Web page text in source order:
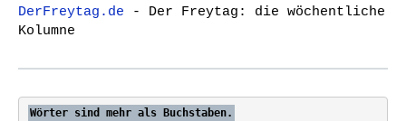
t
i
h
f
r
DerFreytag.de - Der Freytag: die wöchentliche
Kolumne
Wörter sind mehr als Buchstaben.